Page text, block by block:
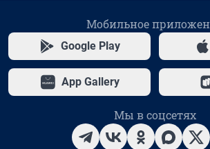
Мобильное
Google Play
App Gallery
Мы в соцсетях